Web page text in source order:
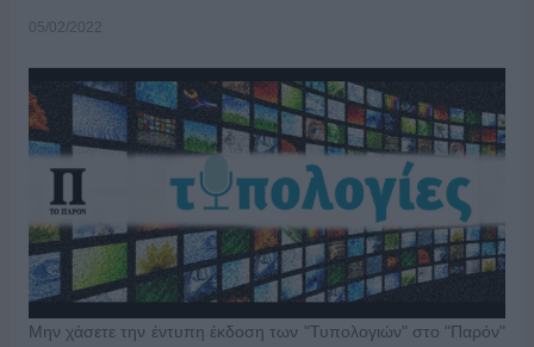
05/02/2022
Μην χάσετε την έντυπη έκδοση των "Τυπολογιών" στο "Παρόν"